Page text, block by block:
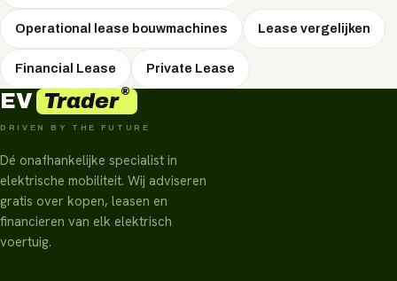
Operational lease bouwmachines Lease vergelijken
Financial Lease Private Lease
EV Trader®
DRIVEN BY THE FUTURE
Dé onafhankelijke specialist in
elektrische mobiliteit. Wij adviseren
gratis over kopen, leasen en
financieren van elk elektrisch
voertuig.